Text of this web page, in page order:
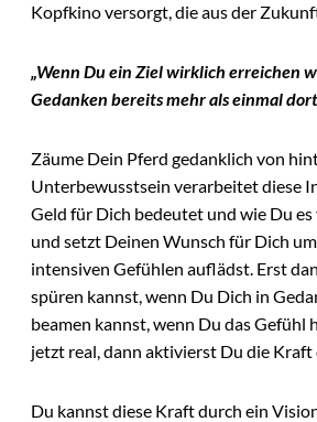
Kopfkino versorgt, die aus der
„Wenn Du ein Ziel wirklich erreichen
Gedanken bereits mehr als einmal
Zäume Dein Pferd gedanklich von
Unterbewusstsein verarbeitet diese
Geld für Dich bedeutet und wie Du
und setzt Deinen Wunsch für Dich
intensiven Gefühlen auflädst. Erst
spüren kannst, wenn Du Dich in
beamen kannst, wenn Du das Gefühl
jetzt real, dann aktivierst Du die Kraft
Du kannst diese Kraft durch ein